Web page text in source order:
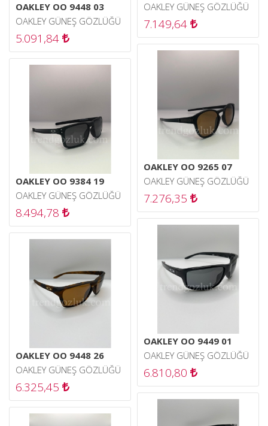
OAKLEY GÜNEŞ GÖZLÜĞÜ
7.149,64
OAKLEY OO 9448 03
OAKLEY GÜNEŞ GÖZLÜĞÜ
5.091,84
OAKLEY OO 9265 07
OAKLEY GÜNEŞ GÖZLÜĞÜ
7.276,35
OAKLEY OO 9384 19
OAKLEY GÜNEŞ GÖZLÜĞÜ
8.494,78
OAKLEY OO 9449 01
OAKLEY GÜNEŞ GÖZLÜĞÜ
6.810,80
OAKLEY OO 9448 26
OAKLEY GÜNEŞ GÖZLÜĞÜ
6.325,45